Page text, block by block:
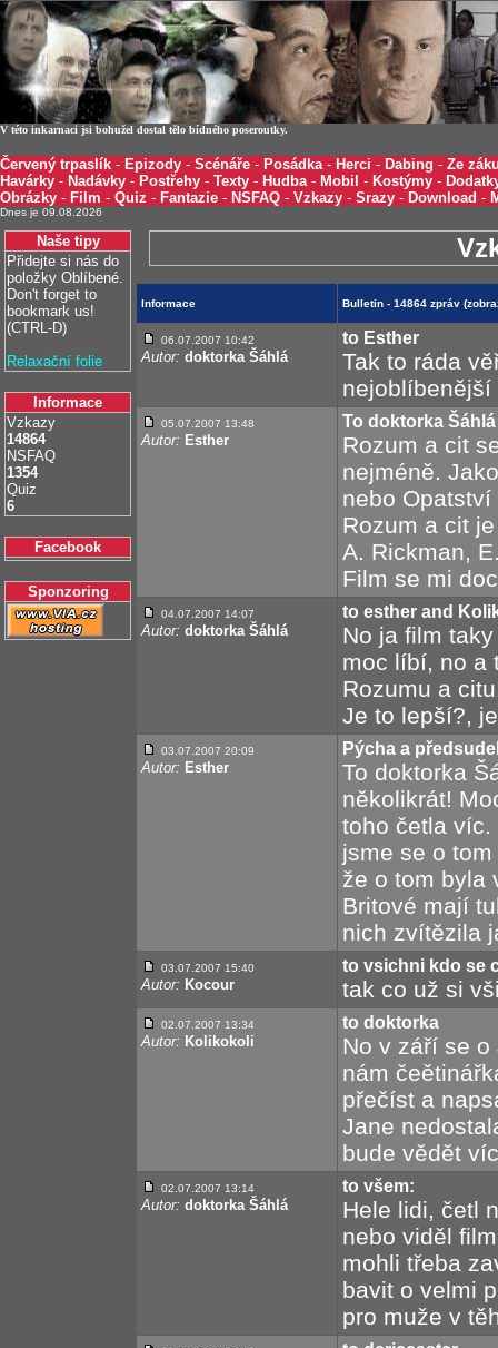
V této inkarnaci jsi bohužel dostal tělo bídného poseroutky.
Červený trpaslík - Epizody - Scénáře - Posádka- Herci - Dabing - Ze
Havárky - Nadávky - Postřehy - Texty - Hudba- Mobil - Kostýmy -
Obrázky - Film - Quiz - Fantazie - NSFAQ - Vzkazy - Srazy - Download -
Dnes je 09.08.2026
Naše tipy
Přidejte si nás do
položky Oblíbené.
Don't forget to
bookmark us!
(CTRL-D)
Relaxační folie
Informace
Vzkazy
14864
NSFAQ
1354
Quiz
6
Facebook
Sponzoring
Informace Bulletin - 14864 zpráv
06.07.2007 10:42
Autor: doktorka Šáhlá
to Esther
Tak to ráda
nejoblíbenější
05.07.2007 13:48
Autor: Esther
To doktorka Šáhlá
Rozum a cit
nejméně.
nebo
Rozum a cit
A. Rickman,
Film se mi
04.07.2007 14:07
Autor: doktorka Šáhlá
to esther and
No ja film
moc líbí, no a
Rozumu a
Je to lepší?,
03.07.2007 20:09
Autor: Esther
Pýcha a
To doktorka
několikrát!
toho četla
jsme se o
že o tom byla
Britové mají
nich zvítězila
03.07.2007 15:40
Autor: Kocour
to vsichni kdo se
tak co už si
02.07.2007 13:34
Autor: Kolikokoli
to doktorka
No v září se
nám
přečíst a
Jane
bude vědět
02.07.2007 13:14
Autor: doktorka Šáhlá
to všem:
Hele lidi, četl
nebo viděl
mohli třeba
bavit o velmi
pro muže v